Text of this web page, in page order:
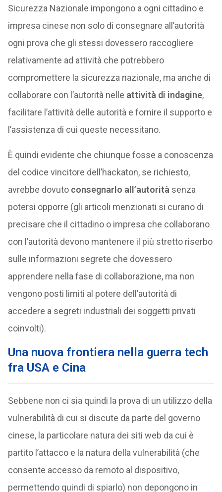
Sicurezza Nazionale impongono a ogni cittadino e
impresa cinese non solo di consegnare all’autorità
ogni prova che gli stessi dovessero raccogliere
relativamente ad attività che potrebbero
compromettere la sicurezza nazionale, ma anche di
collaborare con l’autorità nelle attività di indagine,
facilitare l’attività delle autorità e fornire il supporto e
l’assistenza di cui queste necessitano.
È quindi evidente che chiunque fosse a conoscenza
del codice vincitore dell’hackaton, se richiesto,
avrebbe dovuto consegnarlo all’autorità senza
potersi opporre (gli articoli menzionati si curano di
precisare che il cittadino o impresa che collaborano
con l’autorità devono mantenere il più stretto riserbo
sulle informazioni segrete che dovessero
apprendere nella fase di collaborazione, ma non
vengono posti limiti al potere dell’autorità di
accedere a segreti industriali dei soggetti privati
coinvolti).
Una nuova frontiera nella guerra tech
fra USA e Cina
Sebbene non ci sia quindi la prova di un utilizzo della
vulnerabilità di cui si discute da parte del governo
cinese, la particolare natura dei siti web da cui è
partito l’attacco e la natura della vulnerabilità (che
consente accesso da remoto al dispositivo,
permettendo quindi di spiarlo) non depongono in